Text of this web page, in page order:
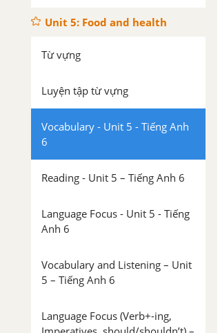
Unit 5: Food and health
Từ vựng
Luyện tập từ vựng
Vocabulary - Unit 5 - Tiếng Anh
6
Reading - Unit 5 – Tiếng Anh 6
Language Focus - Unit 5 - Tiếng
Anh 6
Vocabulary and Listening – Unit
5 – Tiếng Anh 6
Language Focus (Verb+-ing,